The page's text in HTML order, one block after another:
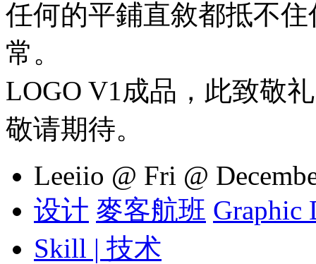
任何的平鋪直敘都抵不
常。
LOGO V1成品，此致敬
敬请期待。
Leeiio @ Fri @
设计 麥客航班 Graphic
Skill | 技术